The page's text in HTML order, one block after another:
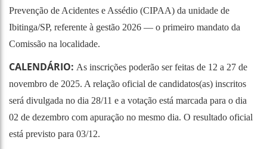
Prevenção de Acidentes e Assédio (CIPAA) da unidade de
Ibitinga/SP, referente à gestão 2026 — o primeiro mandato da
Comissão na localidade.
CALENDÁRIO: As inscrições poderão ser feitas de 12 a 27 de
novembro de 2025. A relação oficial de candidatos(as) inscritos
será divulgada no dia 28/11 e a votação está marcada para o dia
02 de dezembro com apuração no mesmo dia. O resultado oficial
está previsto para 03/12.